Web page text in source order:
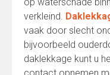
verkleind.
vaak door slecht
bijvoorbeeld
daklekkage kunt u